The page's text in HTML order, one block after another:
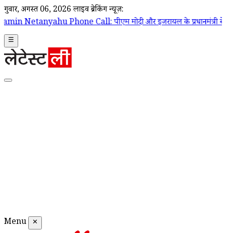
गुरूवार, अगस्त 06, 2026 लाइव ब्रेकिंग न्यूज़:
Call: पीएम मोदी और इजरायल के प्रधानमंत्री बेंजामिन नेतन्याहू के बीच
☰
Menu ✕